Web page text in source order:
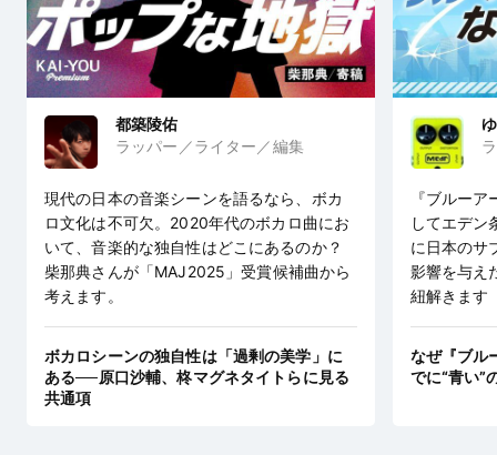
都築陵佑
ラッパー／ライター／編集
現代の日本の音楽シーンを語るなら、ボカ
ロ文化は不可欠。2020年代のボカロ曲にお
いて、音楽的な独自性はどこにあるのか？
柴那典さんが「MAJ2025」受賞候補曲から
考えます。
ボカロシーンの独自性は「過剰の美学」に
ある──原口沙輔、柊マグネタイトらに見る
共通項
『ブルー
してエデン
に日本のサ
影響を与え
紐解きます
なぜ『ブル
でに“青い”